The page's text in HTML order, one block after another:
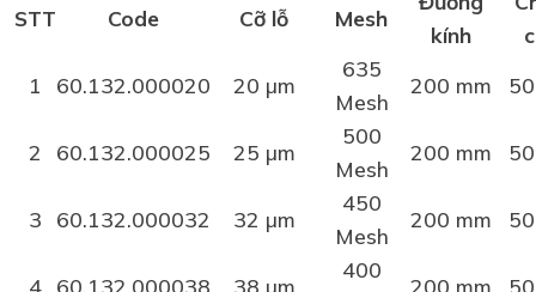
STT Code Cỡ lỗ Mesh
kính
1
60.132.000020 20 µm
635
Mesh
200 mm
2 60.132.000025 25 µm
500
Mesh
200 mm
3 60.132.000032 32 µm
450
Mesh
200 mm
4 60.132.000038 38 µm
400
200 mm